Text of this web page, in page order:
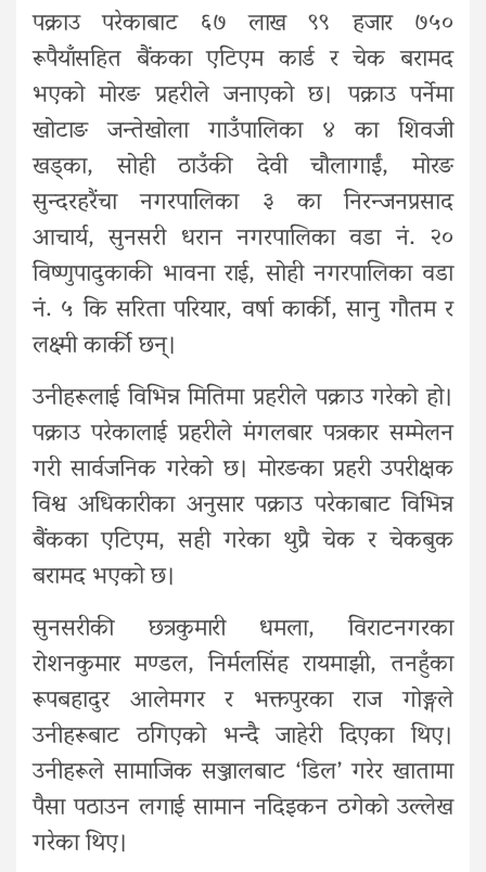
पक्राउ परेकाबाट ६७ लाख ९९ हजार ७५०
रूपैयाँसहित बैंकका एटिएम कार्ड र चेक बरामद
भएको मोरङ प्रहरीले जनाएको छ। पक्राउ पर्नेमा
खोटाङ जन्तेखोला गाउँपालिका ४ का शिवजी
खड्का, सोही ठाउँकी देवी चौलागाईं, मोरङ
सुन्दरहरैंचा नगरपालिका ३ का निरन्जनप्रसाद
आचार्य, सुनसरी धरान नगरपालिका वडा नं. २०
विष्णुपादुकाकी भावना राई, सोही नगरपालिका वडा
नं. ५ कि सरिता परियार, वर्षा कार्की, सानु गौतम र
लक्ष्मी कार्की छन्।
उनीहरूलाई विभिन्न मितिमा प्रहरीले पक्राउ गरेको हो।
पक्राउ परेकालाई प्रहरीले मंगलबार पत्रकार सम्मेलन
गरी सार्वजनिक गरेको छ। मोरङका प्रहरी उपरीक्षक
विश्व अधिकारीका अनुसार पक्राउ परेकाबाट विभिन्न
बैंकका एटिएम, सही गरेका थुप्रै चेक र चेकबुक
बरामद भएको छ।
सुनसरीकी छत्रकुमारी धमला, विराटनगरका
रोशनकुमार मण्डल, निर्मलसिंह रायमाझी, तनहुँका
रूपबहादुर आलेमगर र भक्तपुरका राज गोङ्गले
उनीहरूबाट ठगिएको भन्दै जाहेरी दिएका थिए।
उनीहरूले सामाजिक सञ्जालबाट ‘डिल’ गरेर खातामा
पैसा पठाउन लगाई सामान नदिइकन ठगेको उल्लेख
गरेका थिए।